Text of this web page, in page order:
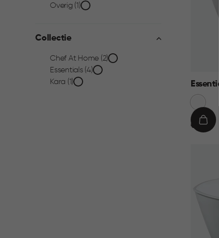
filter
Overig (1)
Collectie
Collectie
filter
Chef At Home (2)
Essentials (4)
Kara (1)
Wit
€€ 8,95
IN